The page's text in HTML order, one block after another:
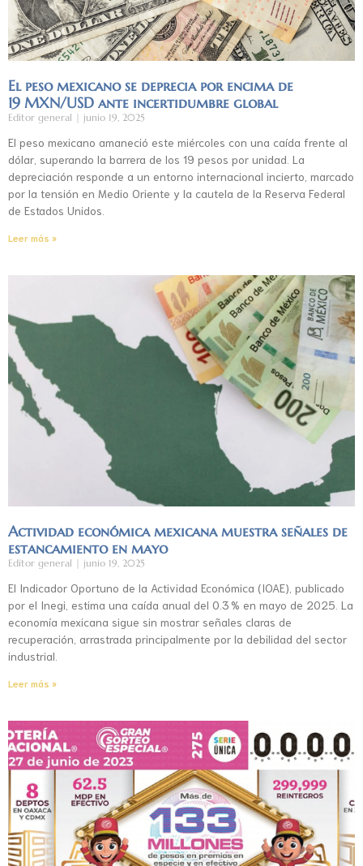
El peso mexicano se deprecia por encima de
19 MXN/USD ante incertidumbre global
Editor general junio 19, 2025
El peso mexicano amaneció este miércoles con una caída frente al
dólar, superando la barrera de los 19 pesos por unidad. La
depreciación responde a un entorno internacional incierto, marcado
por la tensión en Medio Oriente y la cautela de la Reserva Federal
de Estados Unidos.
Leer más »
Actividad económica mexicana muestra señales de
estancamiento en mayo
Editor general junio 19, 2025
El Indicador Oportuno de la Actividad Económica (IOAE), publicado
por el Inegi, estima una caída anual del 0.3 % en mayo de 2025. La
economía mexicana sigue sin mostrar señales claras de
recuperación, arrastrada principalmente por la debilidad del sector
industrial.
Leer más »